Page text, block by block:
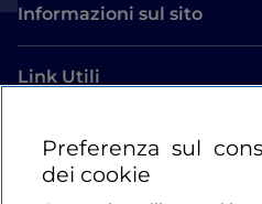
Informazioni sul sito
Link Utili
Login
Restiamo in contatto
Preferenza sul
dei cookie